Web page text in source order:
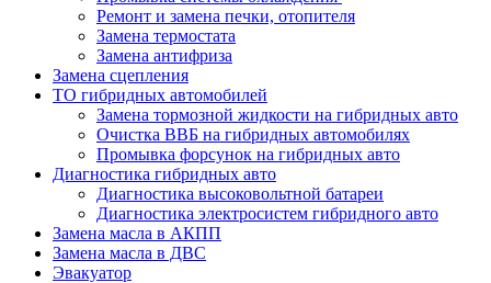
Ремонт и замена печки, отопителя
Замена термостата
Замена антифриза
Замена сцепления
ТО гибридных автомобилей
Замена тормозной жидкости на гибридных авто
Очистка ВВБ на гибридных автомобилях
Промывка форсунок на гибридных авто
Диагностика гибридных авто
Диагностика высоковольтной батареи
Диагностика электросистем гибридного авто
Замена масла в АКПП
Замена масла в ДВС
Эвакуатор